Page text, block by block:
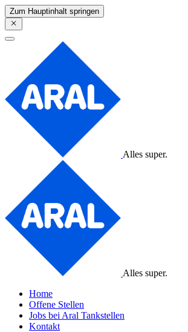
Zum Hauptinhalt springen
Alles super.
Alles super.
Home
Offene Stellen
Jobs bei Aral Tankstellen
Kontakt